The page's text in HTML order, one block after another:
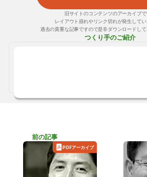
旧サイトのコンテンツのアーカイブで
レイアウト崩れやリンク切れが発生してい
過去の貴重な記事ですので是非ダウンロードして
つくり手のご紹介
前の記事
PDFアーカイブ